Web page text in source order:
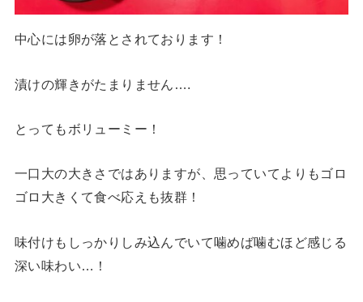
中心には卵が落とされております！
漬けの輝きがたまりません….
とってもボリューミー！
一口大の大きさではありますが、思っていてよりもゴロ
ゴロ大きくて食べ応えも抜群！
味付けもしっかりしみ込んでいて噛めば噛むほど感じる
深い味わい…！